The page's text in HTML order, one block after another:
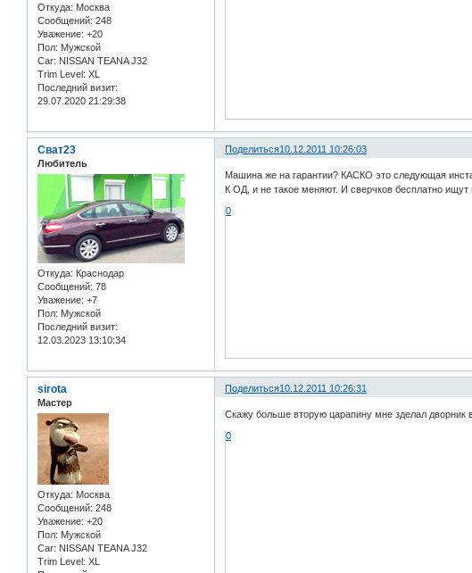
Откуда: Москва
Сообщений: 248
Уважение: +20
Пол: Мужской
Car: NISSAN TEANA J32
Trim Level: XL
Последний визит:
29.07.2020 21:29:38
Поделиться10.12.2011 10:26:03
Сват23
Любитель
Откуда: Краснодар
Сообщений: 78
Уважение: +7
Пол: Мужской
Последний визит:
12.03.2023 13:10:34
Машина же на гарантии? КАСКО это следующая
К ОД, и не такое меняют. И сверчков бесплатно ищут
0
Поделиться10.12.2011 10:26:31
sirota
Мастер
Откуда: Москва
Сообщений: 248
Уважение: +20
Пол: Мужской
Car: NISSAN TEANA J32
Trim Level: XL
Скажу больше вторую царапину мне зделал дворник
0